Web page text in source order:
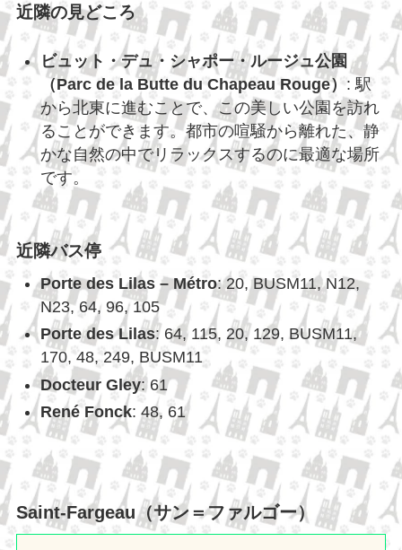
近隣の見どころ
ビュット・デュ・シャポー・ルージュ公園
（Parc de la Butte du Chapeau Rouge） : 駅
から北東に進むことで、この美しい公園を訪れ
ることができます。都市の喧騒から離れた、静
かな自然の中でリラックスするのに最適な場所
です。
近隣バス停
Porte des Lilas – Métro: 20, BUSM11, N12,
N23, 64, 96, 105
Porte des Lilas: 64, 115, 20, 129, BUSM11,
170, 48, 249, BUSM11
Docteur Gley: 61
René Fonck: 48, 61
Saint-Fargeau（サン＝ファルゴー）